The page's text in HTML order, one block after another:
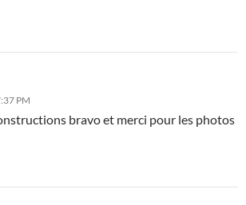
PM
bravo et merci pour les photos